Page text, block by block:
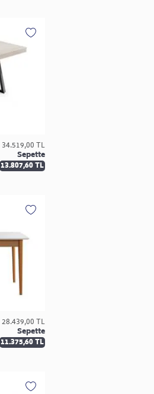
34.519,00 TL
Sepette
13.807,60 TL
28.439,00 TL
Sepette
11.375,60 TL